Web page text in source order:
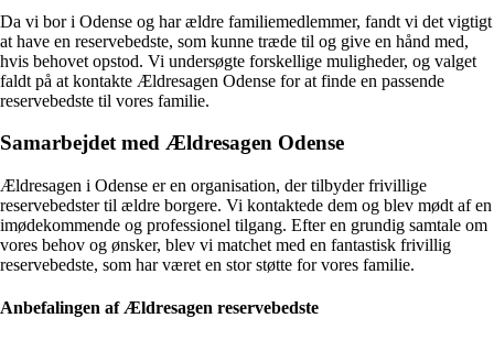
Da vi bor i Odense og har ældre familiemedlemmer, fandt vi det vigtigt
at have en reservebedste, som kunne træde til og give en hånd med,
hvis behovet opstod. Vi undersøgte forskellige muligheder, og valget
faldt på at kontakte Ældresagen Odense for at finde en passende
reservebedste til vores familie.
Samarbejdet med Ældresagen Odense
Ældresagen i Odense er en organisation, der tilbyder frivillige
reservebedster til ældre borgere. Vi kontaktede dem og blev mødt af en
imødekommende og professionel tilgang. Efter en grundig samtale om
vores behov og ønsker, blev vi matchet med en fantastisk frivillig
reservebedste, som har været en stor støtte for vores familie.
Anbefalingen af Ældresagen reservebedste